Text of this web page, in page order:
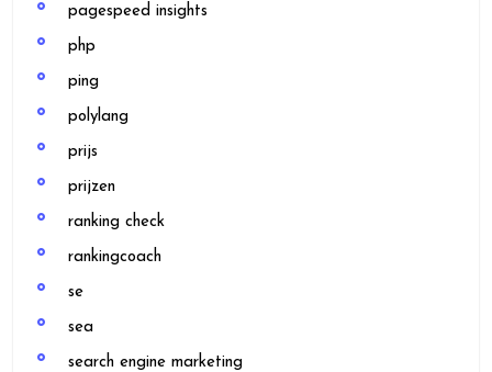
pagespeed insights
php
ping
polylang
prijs
prijzen
ranking check
rankingcoach
se
sea
search engine marketing